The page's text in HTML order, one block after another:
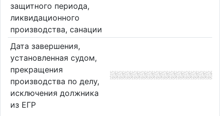
защитного периода,
ликвидационного
производства, санации
Дата завершения,
установленная судом,
прекращения
производства по делу,
исключения должника
из ЕГР